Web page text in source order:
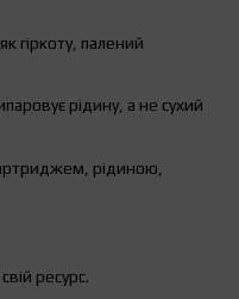
гіркоту, палений
рідину, а не сухий
рідиною,
ресурс.